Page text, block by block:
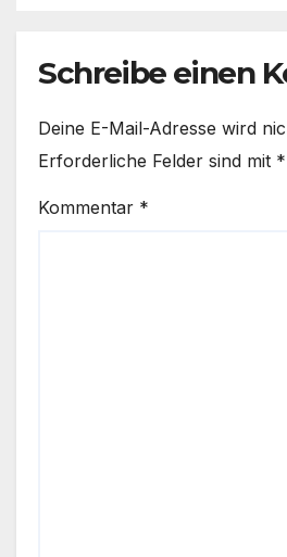
Schreibe einen
Deine E-Mail-Adresse wird
Erforderliche Felder sind mit *
Kommentar *